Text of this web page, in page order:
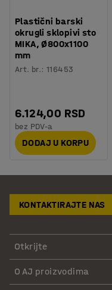
Plastični barski
okrugli sklopivi sto
MIKA, Ø800x1100
mm
Art. br.:116453
6.124,00 RSD
bez PDV-a
DODAJ U KORPU
KONTAKTIRAJTE NAS
Otkrijte
O AJ proizvodima